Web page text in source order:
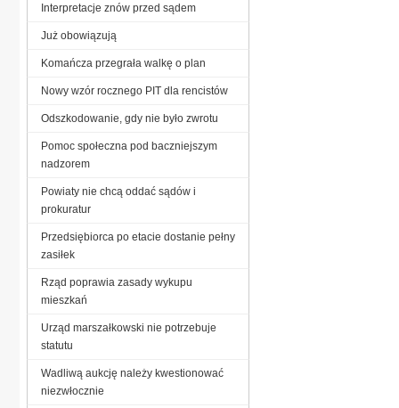
Interpretacje znów przed sądem
Już obowiązują
Komańcza przegrała walkę o plan
Nowy wzór rocznego PIT dla rencistów
Odszkodowanie, gdy nie było zwrotu
Pomoc społeczna pod baczniejszym
nadzorem
Powiaty nie chcą oddać sądów i
prokuratur
Przedsiębiorca po etacie dostanie pełny
zasiłek
Rząd poprawia zasady wykupu
mieszkań
Urząd marszałkowski nie potrzebuje
statutu
Wadliwą aukcję należy kwestionować
niezwłocznie